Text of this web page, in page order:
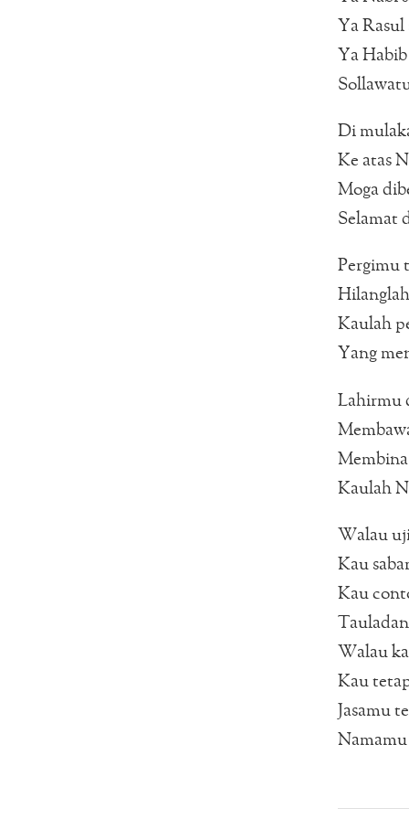
Ya Rasul
Ya
Di
Ke atas
Moga
Selamat
Pergimu
Kaulah
Yang
Lahirmu
Kaulah
Walau
Kau
Kau
Walau
Kau
Jasamu